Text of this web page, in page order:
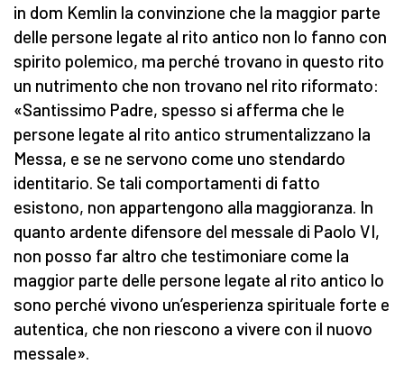
in dom Kemlin la convinzione che la maggior parte
delle persone legate al rito antico non lo fanno con
spirito polemico, ma perché trovano in questo rito
un nutrimento che non trovano nel rito riformato:
«Santissimo Padre, spesso si afferma che le
persone legate al rito antico strumentalizzano la
Messa, e se ne servono come uno stendardo
identitario. Se tali comportamenti di fatto
esistono, non appartengono alla maggioranza. In
quanto ardente difensore del messale di Paolo VI,
non posso far altro che testimoniare come la
maggior parte delle persone legate al rito antico lo
sono perché vivono un’esperienza spirituale forte e
autentica, che non riescono a vivere con il nuovo
messale».